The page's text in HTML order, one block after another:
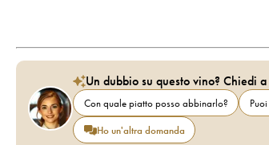
Un dubbio su questo vino? Chiedi
Con quale piatto posso abbinarlo?
Ho un'altra domanda